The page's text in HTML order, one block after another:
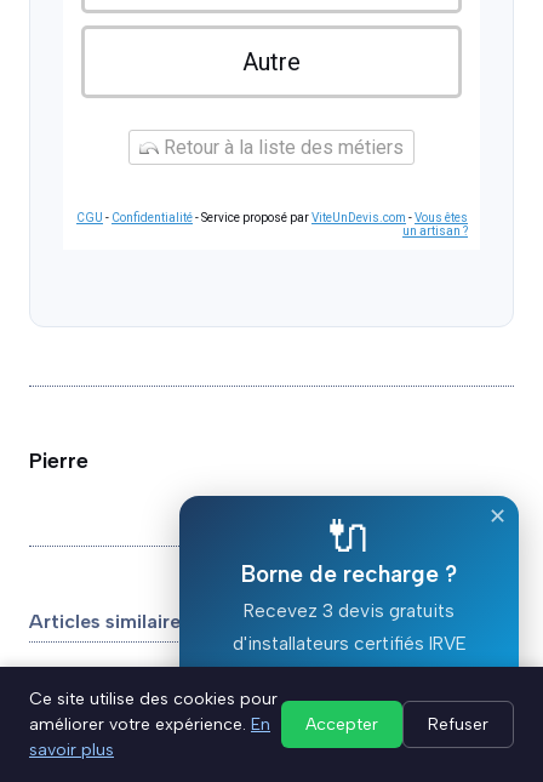
Autre
Retour à la liste des métiers
CGU - Confidentialité- Service proposé parViteUnDevis.com -Vous êtes
un artisan ?
Pierre
Articles similaires
Recharge en 10 minutes : Huawei
✕
🔌
Borne de recharge ?
Recevez 3 devis gratuits
d'installateurs certifiés IRVE
Devis gratuit ⚡
Ce site utilise des cookies pour
améliorer votre expérience. En
savoir plus
Accepter Refuser